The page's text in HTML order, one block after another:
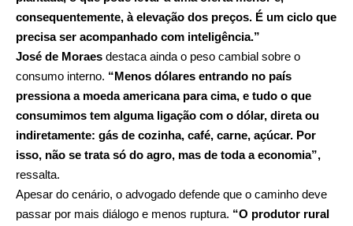
consequentemente, à elevação dos preços. É um ciclo que
precisa ser acompanhado com inteligência.”
José de Moraes destaca ainda o peso cambial sobre o
consumo interno. “Menos dólares entrando no país
pressiona a moeda americana para cima, e tudo o que
consumimos tem alguma ligação com o dólar, direta ou
indiretamente: gás de cozinha, café, carne, açúcar. Por
isso, não se trata só do agro, mas de toda a economia”,
ressalta.
Apesar do cenário, o advogado defende que o caminho deve
passar por mais diálogo e menos ruptura. “O produtor rural